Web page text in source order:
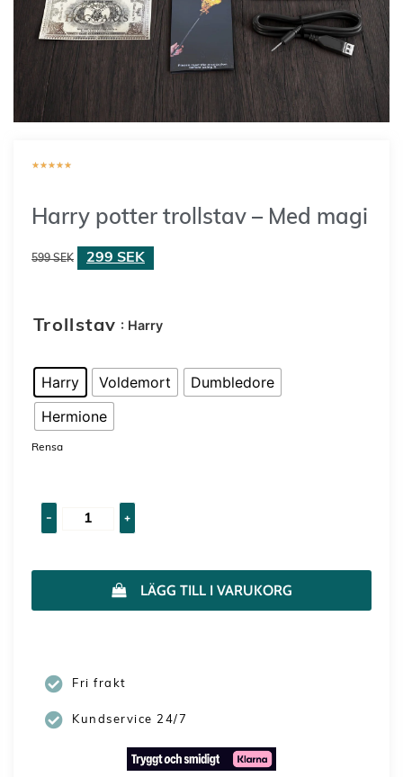
★★★★★
Harry potter trollstav – Med magi
599SEK 299 SEK
Trollstav : Harry
Harry Voldemort
Dumbledore
Hermione
Rensa
- +
LÄGG TILL I VARUKORG
Fri frakt
Kundservice 24/7